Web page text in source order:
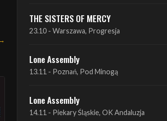
Lone Assembly
13.11 - Poznań, Pod Minogą
Lone Assembly
14.11 - Piekary Śląskie, OK Andaluzja
Lone Assembly
15.11 - Warszawa, Potok